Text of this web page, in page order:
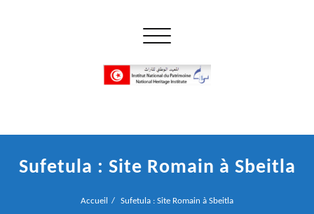
Ouvrir/fermer la navigation
Sufetula : Site Romain à Sbeitla
Accueil Sufetula : Site Romain à Sbeitla